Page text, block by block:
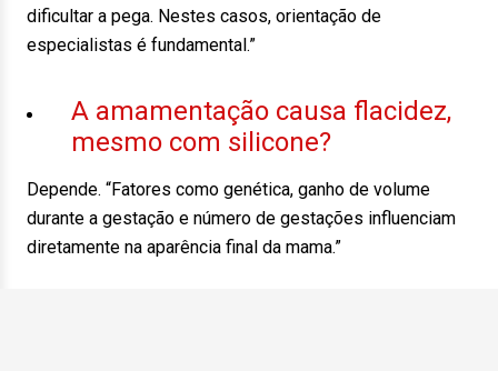
dificultar a pega. Nestes casos, orientação de
especialistas é fundamental.”
A amamentação causa flacidez,
mesmo com silicone?
Depende. “Fatores como genética, ganho de volume
durante a gestação e número de gestações influenciam
diretamente na aparência final da mama.”